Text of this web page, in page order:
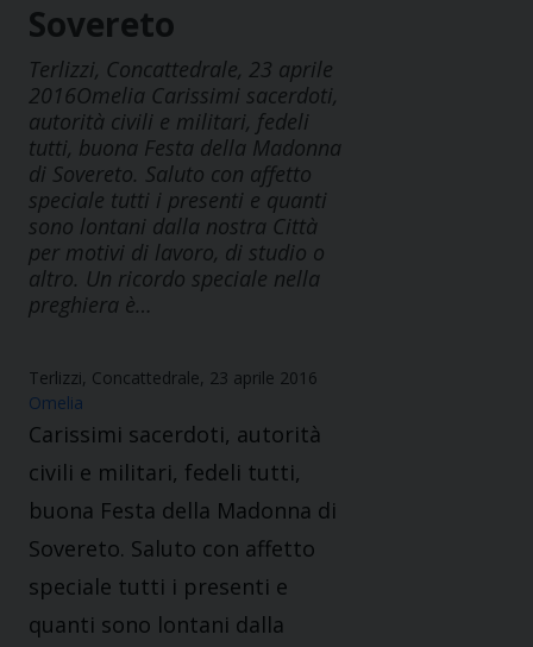
Sovereto
Terlizzi, Concattedrale, 23 aprile
2016Omelia Carissimi sacerdoti,
autorità civili e militari, fedeli
tutti, buona Festa della Madonna
di Sovereto. Saluto con affetto
speciale tutti i presenti e quanti
sono lontani dalla nostra Città
per motivi di lavoro, di studio o
altro. Un ricordo speciale nella
preghiera è…
Terlizzi, Concattedrale, 23 aprile 2016
Omelia
Carissimi sacerdoti, autorità
civili e militari, fedeli tutti,
buona Festa della Madonna di
Sovereto. Saluto con affetto
speciale tutti i presenti e
quanti sono lontani dalla